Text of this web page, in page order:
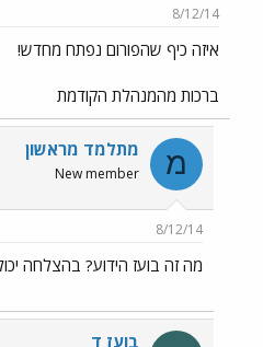
8/12/14
איזה כיף שהפורום נפתח מחדש!
ברכות מהמנהלת הקודמת
מ מתלמד מראשון
New member
8/12/14
מה זה בועז הידוע? בהצלחה
בועז ד